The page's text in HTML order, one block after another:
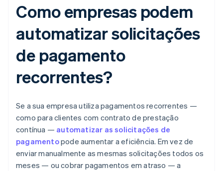
Como empresas podem
automatizar solicitações
de pagamento
recorrentes?
Se a sua empresa utiliza pagamentos recorrentes —
como para clientes com contrato de prestação
contínua — automatizar as solicitações de
pagamentopode aumentar a eficiência. Em vez de
enviar manualmente as mesmas solicitações todos os
meses — ou cobrar pagamentos em atraso — a